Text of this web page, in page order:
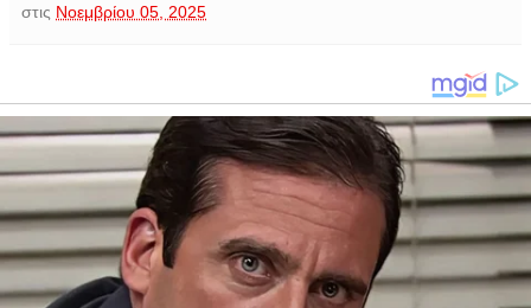
στις Νοεμβρίου 05, 2025